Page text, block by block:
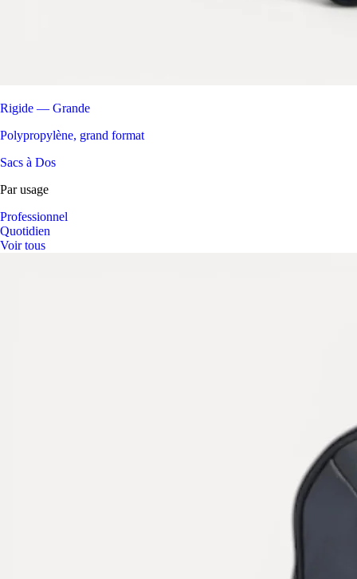
Rigide — Grande
Polypropylène, grand format
Sacs à Dos
Par usage
Professionnel
Quotidien
Voir tous